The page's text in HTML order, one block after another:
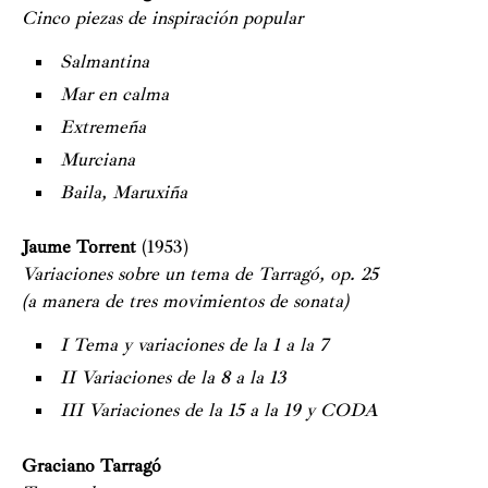
Cinco piezas de inspiración popular
Salmantina
Mar en calma
Extremeña
Murciana
Baila, Maruxiña
Jaume Torrent (1953)
Variaciones sobre un tema de Tarragó, op. 25
(a manera de tres movimientos de sonata)
I Tema y variaciones de la 1 a la 7
II Variaciones de la 8 a la 13
III Variaciones de la 15 a la 19 y CODA
Graciano Tarragó